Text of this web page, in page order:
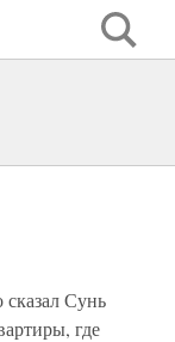
Сунь
где